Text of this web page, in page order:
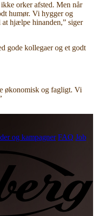
orker afsted. Men når
humør. Vi hygger og
hjælpe hinanden,” siger
gode kollegaer og et godt
økonomisk og fagligt. Vi
og kampagner FAQ Job